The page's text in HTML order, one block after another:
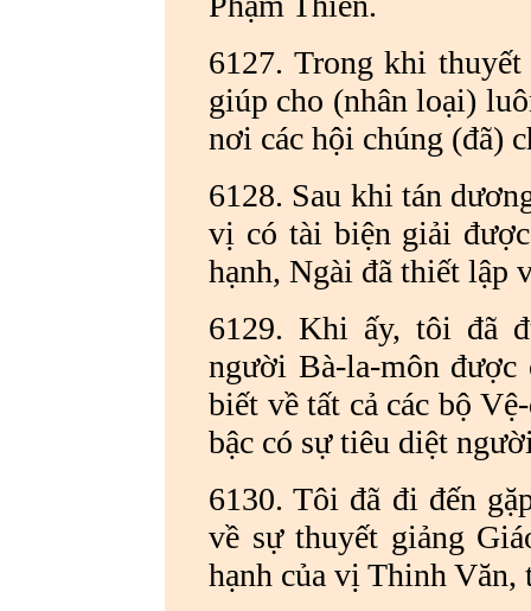
6127. Trong khi
giúp cho (nhân loại)
nơi các hội chúng (đã)
6128. Sau khi tán
vị có tài biện giải
hạnh, Ngài đã thiết lập
6129. Khi ấy, tôi đã
người Bà-la-môn
biết về tất cả các bộ
bậc có sự tiêu diệt
6130. Tôi đã đi đến
về sự thuyết giảng
hạnh của vị Thinh Văn,